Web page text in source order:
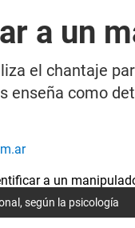
a un
el chantaje
enseña como
según la psicología